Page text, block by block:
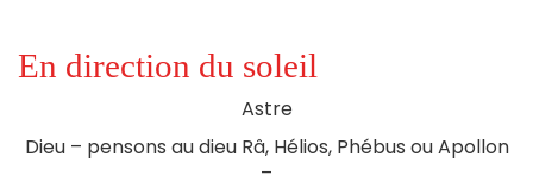
En direction du soleil
Astre
Dieu – pensons au dieu Râ, Hélios, Phébus ou Apollon
–